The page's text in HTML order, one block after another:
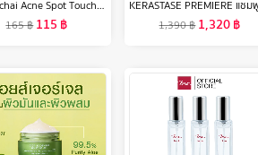
Dr.Somchai Acne Spot Touch Gel 4g เจลแต้มสิว อักเสบ สูตรเร่งด่วน
165฿ 115 ฿
1,390฿1,320฿